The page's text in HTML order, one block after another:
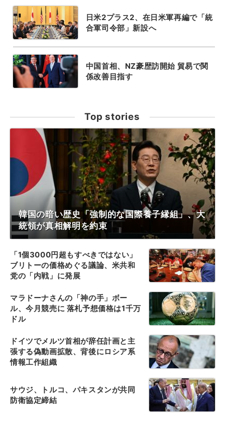
日米2プラス2、在日米軍再編で「統
合軍司令部」新設へ
中国首相、NZ豪歴訪開始 貿易で関
係改善目指す
Top stories
韓国の暗い歴史「強制的な国際養子縁組」、大
統領が真相解明を約束
「1個3000円超もすべきではない」
ブリトーの価格めぐる議論、米共和
党の「内戦」に発展
マラドーナさんの「神の手」ボー
ル、今月競売に 落札予想価格は1千万
ドル
ドイツでメルツ首相が辞任計画と主
張する偽動画拡散、背後にロシア系
情報工作組織
サウジ、トルコ、パキスタンが共同
防衛協定締結